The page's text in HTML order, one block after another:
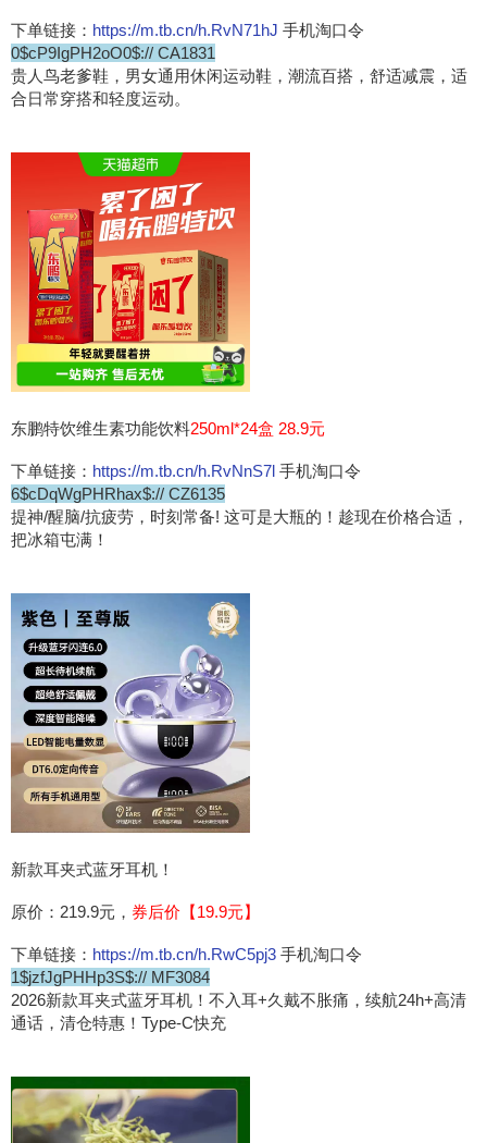
下单链接： https://m.tb.cn/h.RvN71hJ 手机淘口令
0$cP9IgPH2oO0$:// CA1831
贵人鸟老爹鞋，男女通用休闲运动鞋，潮流百搭，舒适减震，适
合日常穿搭和轻度运动。
东鹏特饮维生素功能饮料250ml*24盒 28.9元
下单链接： https://m.tb.cn/h.RvNnS7l 手机淘口令
6$cDqWgPHRhax$:// CZ6135
提神/醒脑/抗疲劳，时刻常备! 这可是大瓶的！趁现在价格合适，
把冰箱屯满！
新款耳夹式蓝牙耳机！
原价：219.9元， 券后价【19.9元】
下单链接： https://m.tb.cn/h.RwC5pj3 手机淘口令
1$jzfJgPHHp3S$:// MF3084
2026新款耳夹式蓝牙耳机！不入耳+久戴不胀痛，续航24h+高清
通话，清仓特惠！Type-C快充